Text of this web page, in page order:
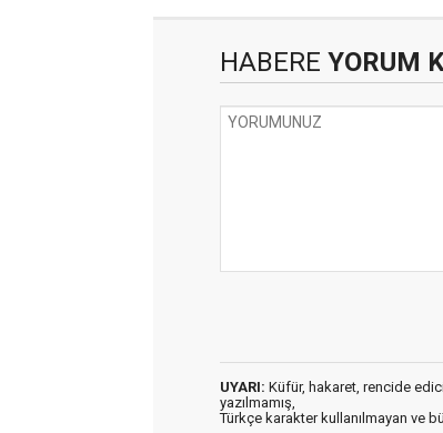
HABERE YORUM
UYARI: Küfür, hakaret, rencide
yazılmamış,
Türkçe karakter kullanılmayan ve